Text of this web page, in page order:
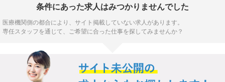
条件にあった求人はみつかりませんでした
医療機関側の都合により、サイト掲載していない求人があります。
専任スタッフを通じて、ご希望に合った仕事を探してみませんか？